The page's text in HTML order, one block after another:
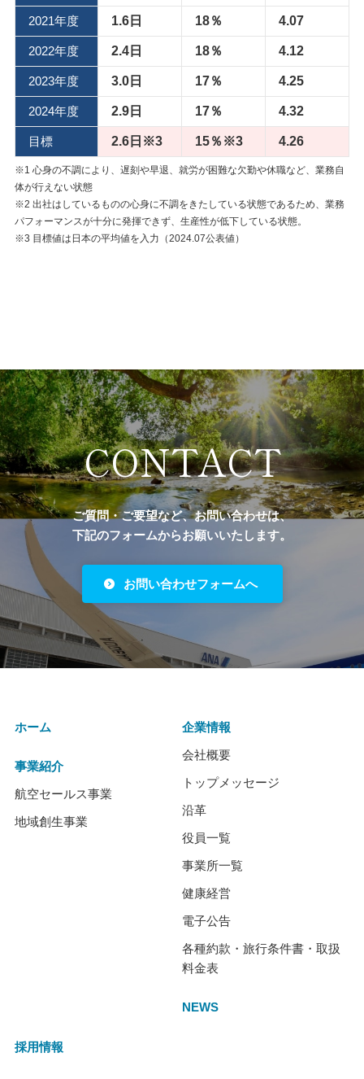
2021年度 1.6日 18％ 4.07
2022年度 2.4日 18％ 4.12
2023年度 3.0日 17％ 4.25
2024年度 2.9日 17％ 4.32
目標 2.6日※3 15％※3 4.26
※1 心身の不調により、遅刻や早退、就労が困難な欠勤や休職など、業務自
体が行えない状態
※2 出社はしているものの心身に不調をきたしている状態であるため、業務
パフォーマンスが十分に発揮できず、生産性が低下している状態。
※3 目標値は日本の平均値を入力（2024.07公表値）
CONTACT
ご質問・ご要望など、お問い合わせは、
下記のフォームからお願いいたします。
お問い合わせフォームへ
ホーム
事業紹介
航空セールス事業
地域創生事業
企業情報
会社概要
トップメッセージ
沿革
役員一覧
事業所一覧
健康経営
電子公告
各種約款・旅行条件書・取扱
料金表
NEWS
採用情報